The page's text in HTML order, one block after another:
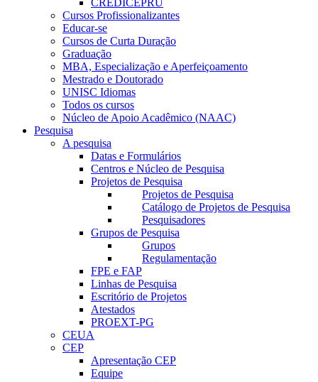
CREDICEPRU
Cursos Profissionalizantes
Educar-se
Cursos de Curta Duração
Graduação
MBA, Especialização e Aperfeiçoamento
Mestrado e Doutorado
UNISC Idiomas
Todos os cursos
Núcleo de Apoio Acadêmico (NAAC)
Pesquisa
A pesquisa
Datas e Formulários
Centros e Núcleo de Pesquisa
Projetos de Pesquisa
Projetos de Pesquisa
Catálogo de Projetos de Pesquisa
Pesquisadores
Grupos de Pesquisa
Grupos
Regulamentação
FPE e FAP
Linhas de Pesquisa
Escritório de Projetos
Atestados
PROEXT-PG
CEUA
CEP
Apresentação CEP
Equipe